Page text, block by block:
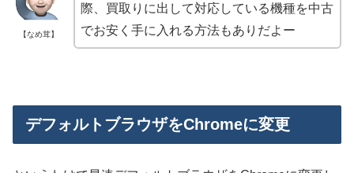
【なめ茸】
際、買取りに出して対応している機種を中古
でお安く手に入れる方法もありだよー
デフォルトブラウザをChromeに変更